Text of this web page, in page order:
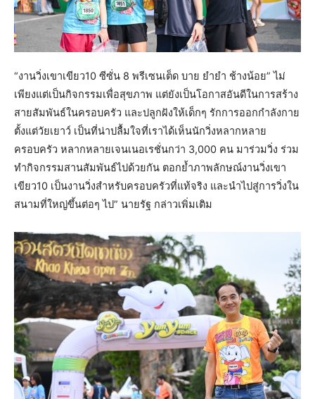
“งานวิ่งเขาเขียว10 ซีซั่น 8 พรีเซนเต็ด บาย ยำยำ ช้างน้อย” ไม่
เพียงแต่เป็นกิจกรรมเพื่อสุขภาพ แต่ยังเป็นโอกาสอันดีในการสร้าง
สายสัมพันธ์ในครอบครัว และปลูกฝังให้เด็กๆ รักการออกกำลังกาย
ตั้งแต่วัยเยาว์ เป็นที่น่าปลื้มใจที่เราได้เห็นนักวิ่งหลากหลาย
ครอบครัว หลากหลายเจนเนอเรชั่นกว่า 3,000 คน มาร่วมวิ่ง ร่วม
ทำกิจกรรมสานสัมพันธ์ไปด้วยกัน ตอกย้ำภาพลักษณ์งานวิ่งเขา
เขียว10 เป็นงานวิ่งสำหรับครอบครัวที่แท้จริง และนำไปสู่การวิ่งใน
สนามที่ใหญ่ขึ้นต่อๆ ไป” นายรัฐ กล่าวเพิ่มเติม